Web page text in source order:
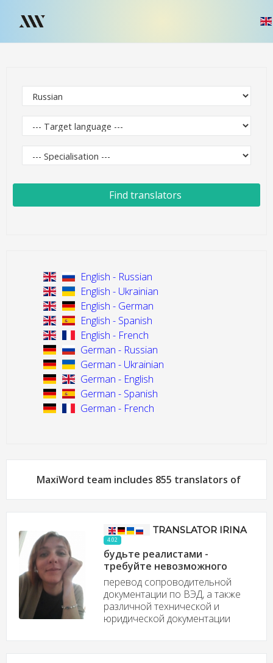
Find translators
English - Russian
English - Ukrainian
English - German
English - Spanish
English - French
German - Russian
German - Ukrainian
German - English
German - Spanish
German - French
MaxiWord team includes 855 translators of
TRANSLATOR IRINA
4.02
будьте реалистами -
требуйте невозможного
перевод сопроводительной
документации по ВЭД, а также
различной технической и
юридической документации